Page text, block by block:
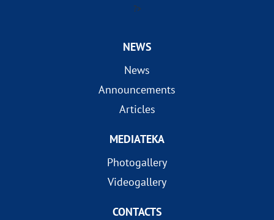
?>
NEWS
News
Announcements
Articles
MEDIATEKA
Photogallery
Videogallery
CONTACTS